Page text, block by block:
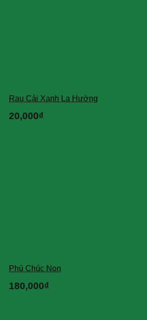
Rau Cải Xanh La Hường
20,000₫
Phù Chúc Non
180,000₫